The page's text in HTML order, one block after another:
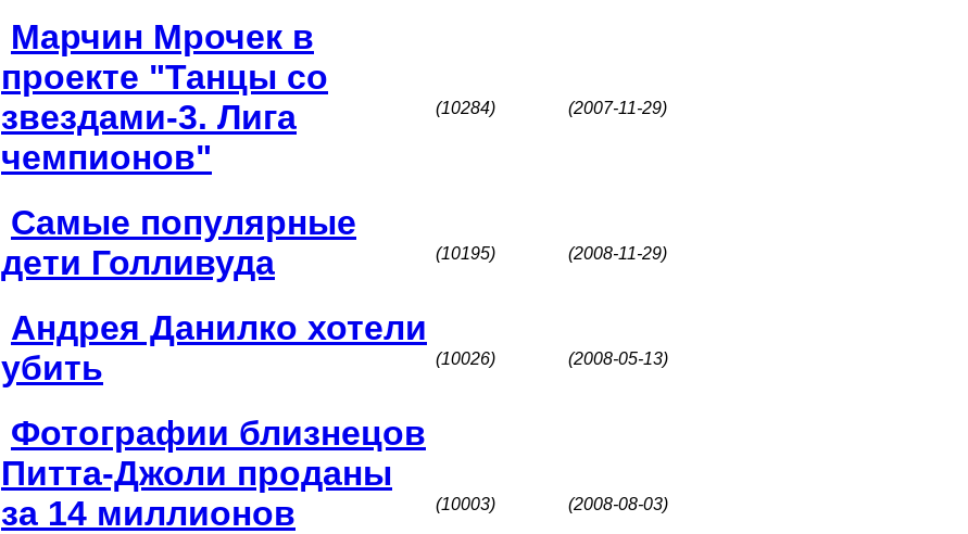
Марчин Мрочек в
проекте "Танцы со
звездами-3. Лига
чемпионов"
(10284) (2007-11-29)
Самые популярные
дети Голливуда
(10195) (2008-11-29)
Андрея Данилко хотели
убить
(10026) (2008-05-13)
Фотографии близнецов
Питта-Джоли проданы
за 14 миллионов
(10003) (2008-08-03)